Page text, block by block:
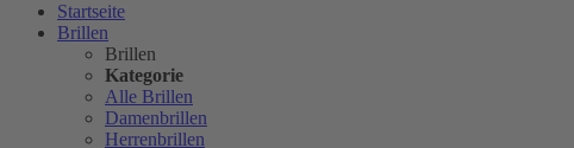
Startseite
Brillen
Brillen
Kategorie
Alle Brillen
Damenbrillen
Herrenbrillen